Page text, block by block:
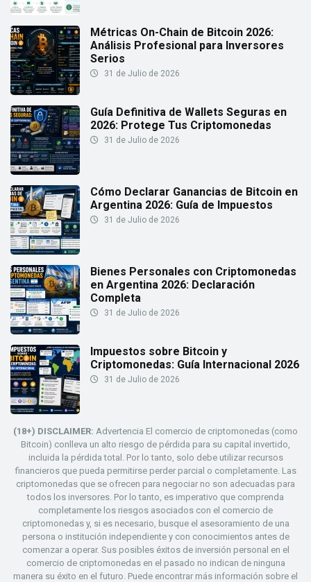
Métricas On-Chain de Bitcoin 2026:
Análisis Profesional para Inversores
Serios
31 de Julio de 2026
Guía Definitiva de Wallets Seguras en
2026: Protege Tus Criptomonedas
31 de Julio de 2026
Cómo Declarar Ganancias de Bitcoin en
Argentina 2026: Guía de Impuestos
31 de Julio de 2026
Bienes Personales con Criptomonedas
en Argentina 2026: Declaración
Completa
31 de Julio de 2026
Impuestos sobre Bitcoin y
Criptomonedas: Guía Internacional 2026
31 de Julio de 2026
(18+) DISCLAIMER: Advertencia El comercio de criptomonedas (como
Bitcoin) conlleva un alto riesgo de pérdida para su capital invertido,
incluida la pérdida total. Por lo tanto, solo debe utilizar recursos
financieros que pueda permitirse perder parcial o completamente. Las
criptomonedas que se ofrecen para negociar no son adecuadas para
todos los inversores. Por lo tanto, es imperativo que comprenda
completamente los riesgos asociados con el comercio de
criptomonedas y, si es necesario, busque el asesoramiento de una
persona o institución independiente y con conocimientos antes de
comenzar a operar. Sus posibles éxitos de inversión personal en el
comercio de criptomonedas en el pasado no indican de ninguna
manera su éxito en el futuro. Puede encontrar más información sobre el